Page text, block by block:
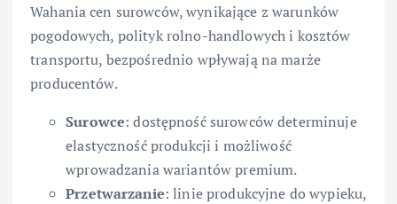
Wahania cen surowców, wynikające z warunków
pogodowych, polityk rolno-handlowych i kosztów
transportu, bezpośrednio wpływają na marże
producentów.
Surowce: dostępność surowców determinuje
elastyczność produkcji i możliwość
wprowadzania wariantów premium.
Przetwarzanie: linie produkcyjne do wypieku,